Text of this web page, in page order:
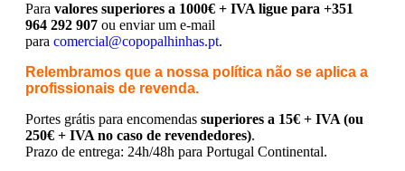
Para valores superiores a 1000€ + IVA ligue para +351
964 292 907 ou enviar um e-mail
para comercial@copopalhinhas.pt.
Relembramos que a nossa política não se aplica a
profissionais de revenda.
Portes grátis para encomendas superiores a 15€ + IVA (ou
250€ + IVA no caso de revendedores).
Prazo de entrega: 24h/48h para Portugal Continental.